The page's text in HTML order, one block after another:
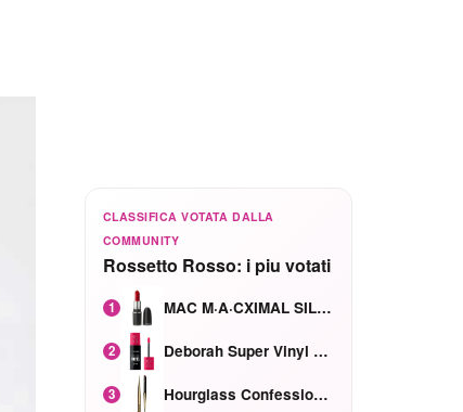
CLASSIFICA VOTATA DALLA
COMMUNITY
Rossetto Rosso: i piu votati
1 MAC M·A·CXIMAL SILKY MATTE Red Rock mat
2 Deborah Super Vinyl Shake Rosa Ciliegia
3 Hourglass Confession Ricaricabile Ultra Preciso Ad Alta Intensità Secretly Classic Red